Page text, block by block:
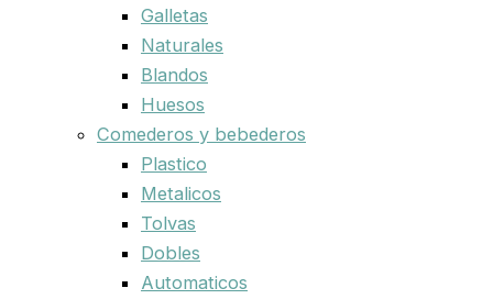
Galletas
Naturales
Blandos
Huesos
Comederos y bebederos
Plastico
Metalicos
Tolvas
Dobles
Automaticos